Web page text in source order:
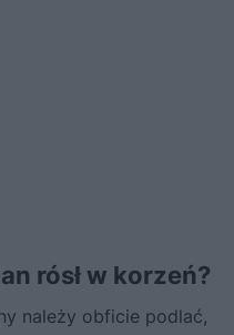
rósł w korzeń?
należy obficie podlać,